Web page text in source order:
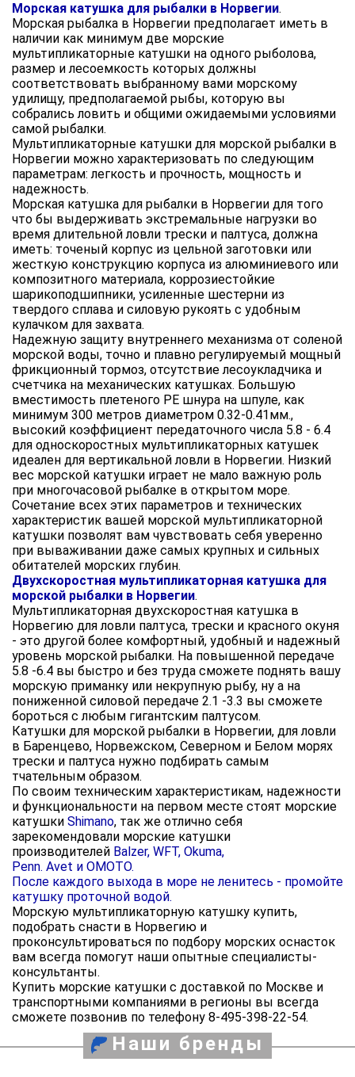
Морская катушка для рыбалки в Норвегии.
Морская рыбалка в Норвегии предполагает иметь в
наличии как минимум две морские
мультипликаторные катушки на одного рыболова,
размер и лесоемкость которых должны
соответствовать выбранному вами морскому
удилищу, предполагаемой рыбы, которую вы
собрались ловить и общими ожидаемыми условиями
самой рыбалки.
Мультипликаторные катушки для морской рыбалки в
Норвегии можно характеризовать по следующим
параметрам: легкость и прочность, мощность и
надежность.
Морская катушка для рыбалки в Норвегии для того
что бы выдерживать экстремальные нагрузки во
время длительной ловли трески и палтуса, должна
иметь: точеный корпус из цельной заготовки или
жесткую конструкцию корпуса из алюминиевого или
композитного материала, коррозиестойкие
шарикоподшипники, усиленные шестерни из
твердого сплава и силовую рукоять с удобным
кулачком для захвата.
Надежную защиту внутреннего механизма от соленой
морской воды, точно и плавно регулируемый мощный
фрикционный тормоз, отсутствие лесоукладчика и
счетчика на механических катушках. Большую
вместимость плетеного РЕ шнура на шпуле, как
минимум 300 метров диаметром 0.32-0.41мм.,
высокий коэффициент передаточного числа 5.8 - 6.4
для односкоростных мультипликаторных катушек
идеален для вертикальной ловли в Норвегии. Низкий
вес морской катушки играет не мало важную роль
при многочасовой рыбалке в открытом море.
Сочетание всех этих параметров и технических
характеристик вашей морской мультипликаторной
катушки позволят вам чувствовать себя уверенно
при вываживании даже самых крупных и сильных
обитателей морских глубин.
Двухскоростная мультипликаторная катушка для
морской рыбалки в Норвегии.
Мультипликаторная двухскоростная катушка в
Норвегию для ловли палтуса, трески и красного окуня
- это другой более комфортный, удобный и надежный
уровень морской рыбалки. На повышенной передаче
5.8 -6.4 вы быстро и без труда сможете поднять вашу
морскую приманку или некрупную рыбу, ну а на
пониженной силовой передаче 2.1 -3.3 вы сможете
бороться с любым гигантским палтусом.
Катушки для морской рыбалки в Норвегии, для ловли
в Баренцево, Норвежском, Северном и Белом морях
трески и палтуса нужно подбирать самым
тчательным образом.
По своим техническим характеристикам, надежности
и функциональности на первом месте стоят морские
катушки Shimano, так же отлично себя
зарекомендовали морские катушки
производителей Balzer, WFT, Okuma,
Penn. Avet и OMOTO.
После каждого выхода в море не ленитесь - промойте
катушку проточной водой.
Морскую мультипликаторную катушку купить,
подобрать снасти в Норвегию и
проконсультироваться по подбору морских оснасток
вам всегда помогут наши опытные специалисты-
консультанты.
Купить морские катушки с доставкой по Москве и
транспортными компаниями в регионы вы всегда
сможете позвонив по телефону 8-495-398-22-54.
Наши бренды